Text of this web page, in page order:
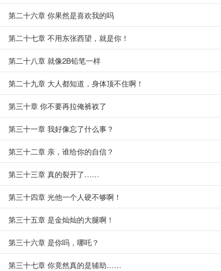
第二十六章 你果然是喜欢我的吗
第二十七章 不用东张西望，就是你！
第二十八章 就像2B铅笔一样
第二十九章 大人都知道，身体顶不住啊！
第三十章 你不要再拉俺裤衩了
第三十一章 我好像忘了什么事？
第三十二章 亲，谁给你的自信？
第三十三章 真的裂开了……
第三十四章 光他一个人硬不够啊！
第三十五章 是金灿灿的大腿啊！
第三十六章 是你吗，哪吒？
第三十七章 你竟然真的是辅助……